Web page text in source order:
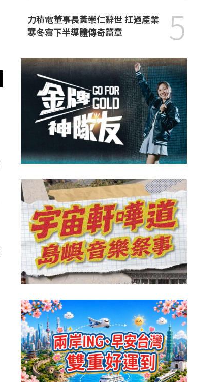
力積電董事長黃崇仁辭世 扛過產業
寒冬寫下半導體傳奇篇章
5